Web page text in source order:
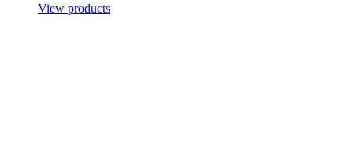
View products